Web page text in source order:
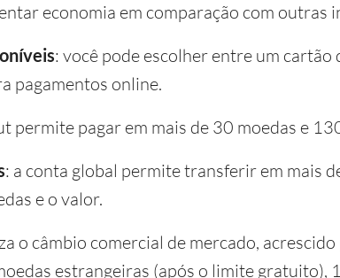
economia em comparação com outras
: você pode escolher entre um
pagamentos online.
permite pagar em mais de 30 moedas e
: a conta global permite transferir em mais
e o valor.
o câmbio comercial de mercado,
estrangeiras (após o limite gratuito),